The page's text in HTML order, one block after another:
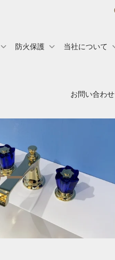
防火保護 当社について
お問い合わせ
ー